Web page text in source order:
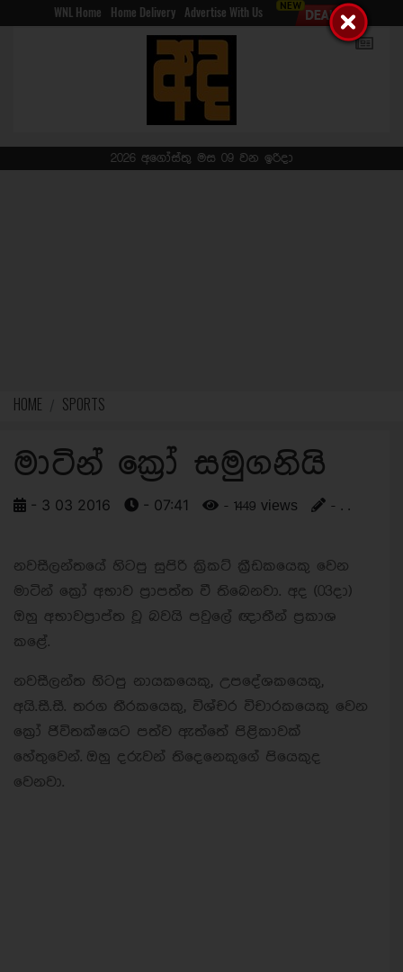
WNL Home Home Delivery Advertise With Us
2026 අගෝස්තු මස 09 වන ඉරිදා
HOME SPORTS
මාටින් ක්‍රෝ සමුගනියි
- 3 03 2016 - 07:41 - 1449 views - . .
නවසීලන්තයේ හිටපු සුපිරි ක්‍රිකට් ක්‍රීඩකයෙකු වෙන
මාටින් ක්‍රෝ අභාව ප්‍රාපත්ත වී තිබෙනවා. අද (03දා)
ඔහු අභාවප්‍රාප්ත වූ බවයි පවුලේ ඥාතීන් ප්‍රකාශ
කළේ.
නවසීලන්ත හිටපු නායකයෙකු, උපදේශකයෙකු,
අයි.සී.සී. තරග තීරකයෙකු, විශ්චර විචාරකයෙකු වෙන
ක්‍රෝ ජිවිතක්ෂයට පත්ව ඇත්තේ පිළිකාවක්
හේතුවෙන්. ඔහු දරුවන් තිදෙනෙකුගේ පියෙකුද
වෙනවා.